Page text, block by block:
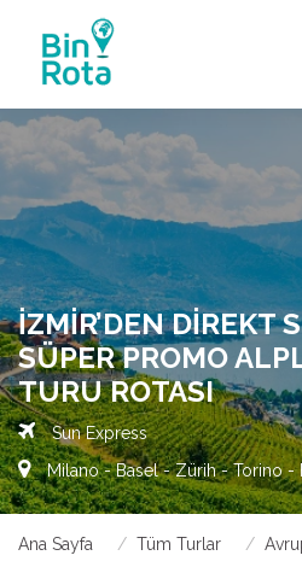
İZMIR’DEN DIREKT
SÜPER PROMO
TURU ROTASI
Sun Express
Milano - Basel - Zürih - Torino -
Ana Sayfa Tüm Turlar